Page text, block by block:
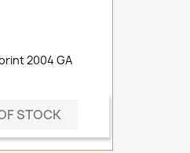
2004 GA
STOCK